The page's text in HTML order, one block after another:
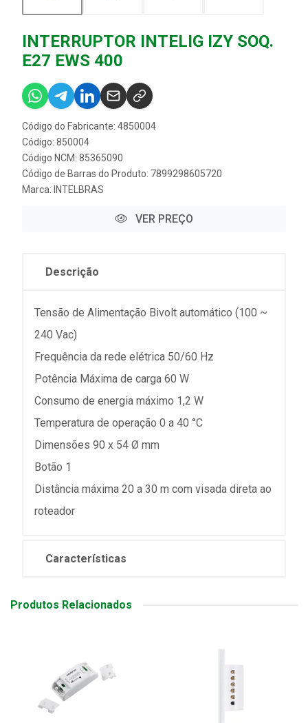
INTERRUPTOR INTELIG IZY SOQ.
E27 EWS 400
Código do Fabricante: 4850004
Código: 850004
Código NCM: 85365090
Código de Barras do Produto: 7899298605720
Marca: INTELBRAS
VER PREÇO
Descrição
Tensão de Alimentação Bivolt automático (100 ~
240 Vac)
Frequência da rede elétrica 50/60 Hz
Potência Máxima de carga 60 W
Consumo de energia máximo 1,2 W
Temperatura de operação 0 a 40 °C
Dimensões 90 x 54 Ø mm
Botão 1
Distância máxima 20 a 30 m com visada direta ao
roteador
Características
Produtos Relacionados